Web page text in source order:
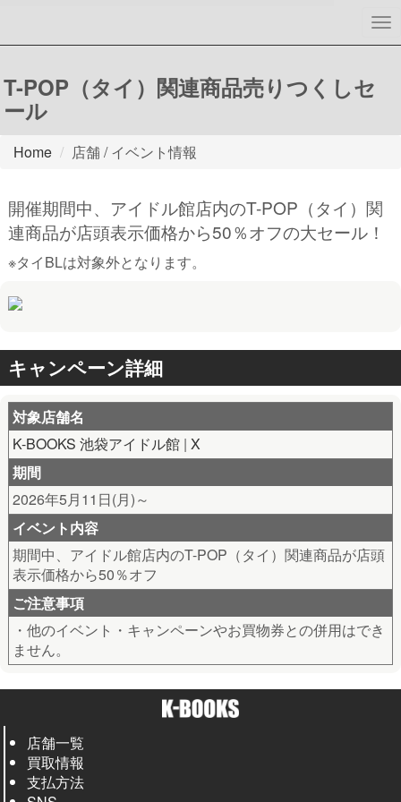
T-POP（タイ）関連商品売りつくしセ
ール
Home 店舗 / イベント情報
開催期間中、アイドル館店内のT-POP（タイ）関
連商品が店頭表示価格から50％オフの大セール！
※タイBLは対象外となります。
キャンペーン詳細
対象店舗名
K-BOOKS 池袋アイドル館 |X
期間
2026年5月11日(月)～
イベント内容
期間中、アイドル館店内のT-POP（タイ）関連商品が店頭
表示価格から50％オフ
ご注意事項
・他のイベント・キャンペーンやお買物券との併用はでき
ません。
店舗一覧
買取情報
支払方法